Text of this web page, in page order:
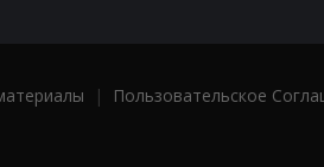
| Пользовательское